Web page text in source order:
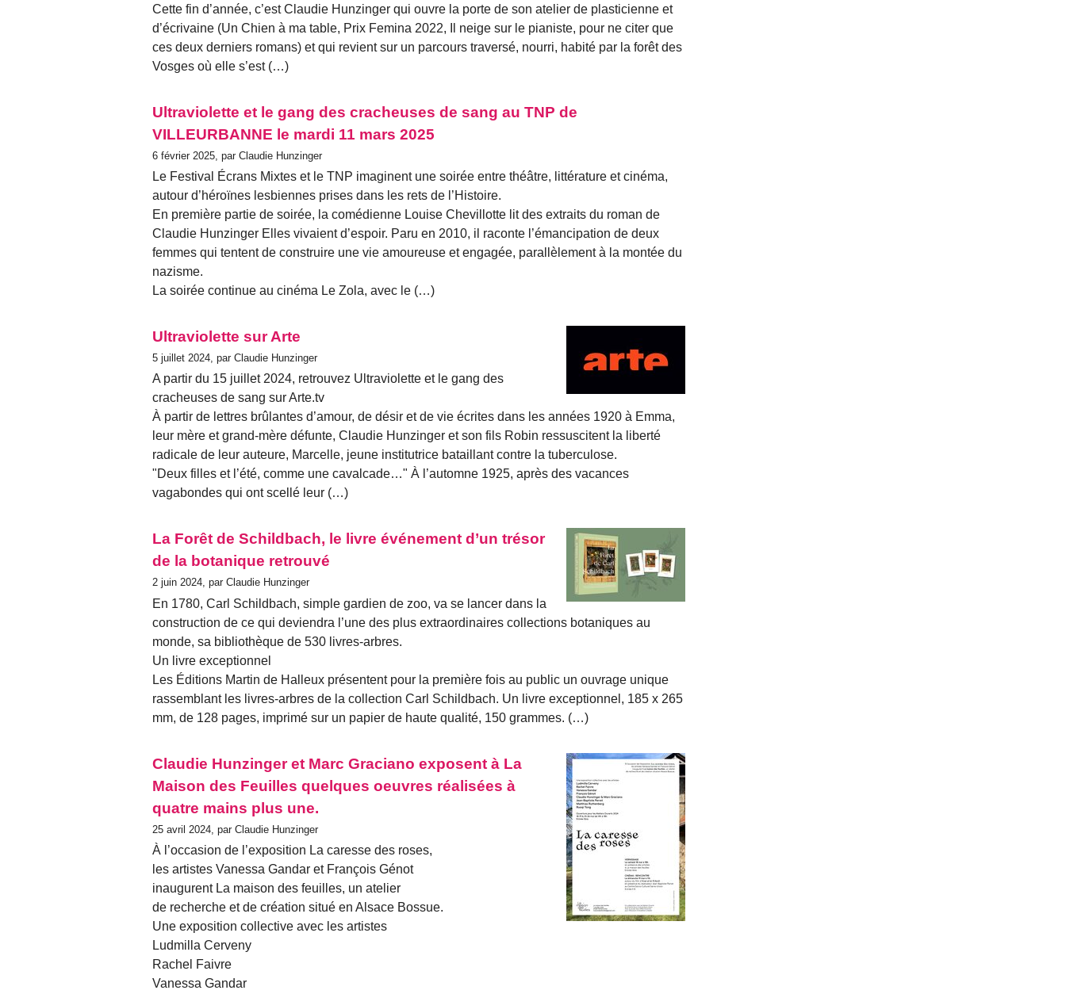
Cette fin d’année, c’est Claudie Hunzinger qui ouvre la porte de son atelier de plasticienne et
d’écrivaine (Un Chien à ma table, Prix Femina 2022, Il neige sur le pianiste, pour ne citer que
ces deux derniers romans) et qui revient sur un parcours traversé, nourri, habité par la forêt des
Vosges où elle s’est (…)
Ultraviolette et le gang des cracheuses de sang au TNP de
VILLEURBANNE le mardi 11 mars 2025
6 février 2025, par Claudie Hunzinger
Le Festival Écrans Mixtes et le TNP imaginent une soirée entre théâtre, littérature et cinéma,
autour d’héroïnes lesbiennes prises dans les rets de l’Histoire.
En première partie de soirée, la comédienne Louise Chevillotte lit des extraits du roman de
Claudie Hunzinger Elles vivaient d’espoir. Paru en 2010, il raconte l’émancipation de deux
femmes qui tentent de construire une vie amoureuse et engagée, parallèlement à la montée du
nazisme.
La soirée continue au cinéma Le Zola, avec le (…)
Ultraviolette sur Arte
5 juillet 2024, par Claudie Hunzinger
A partir du 15 juillet 2024, retrouvez Ultraviolette et le gang des
cracheuses de sang sur Arte.tv
À partir de lettres brûlantes d’amour, de désir et de vie écrites dans les années 1920 à Emma,
leur mère et grand-mère défunte, Claudie Hunzinger et son fils Robin ressuscitent la liberté
radicale de leur auteure, Marcelle, jeune institutrice bataillant contre la tuberculose.
"Deux filles et l’été, comme une cavalcade…" À l’automne 1925, après des vacances
vagabondes qui ont scellé leur (…)
La Forêt de Schildbach, le livre événement d’un trésor
de la botanique retrouvé
2 juin 2024, par Claudie Hunzinger
En 1780, Carl Schildbach, simple gardien de zoo, va se lancer dans la
construction de ce qui deviendra l’une des plus extraordinaires collections botaniques au
monde, sa bibliothèque de 530 livres-arbres.
Un livre exceptionnel
Les Éditions Martin de Halleux présentent pour la première fois au public un ouvrage unique
rassemblant les livres-arbres de la collection Carl Schildbach. Un livre exceptionnel, 185 x 265
mm, de 128 pages, imprimé sur un papier de haute qualité, 150 grammes. (…)
Claudie Hunzinger et Marc Graciano exposent à La
Maison des Feuilles quelques oeuvres réalisées à
quatre mains plus une.
25 avril 2024, par Claudie Hunzinger
À l’occasion de l’exposition La caresse des roses,
les artistes Vanessa Gandar et François Génot
inaugurent La maison des feuilles, un atelier
de recherche et de création situé en Alsace Bossue.
Une exposition collective avec les artistes
Ludmilla Cerveny
Rachel Faivre
Vanessa Gandar